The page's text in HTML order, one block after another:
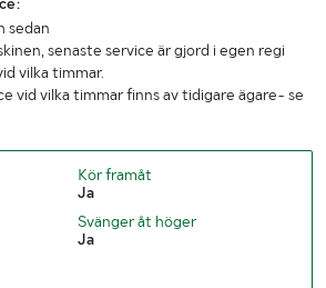
sedan
senaste service är gjord i egen regi
vilka timmar.
vid vilka timmar finns av tidigare ägare- se
Kör framåt
Ja
Svänger åt höger
Ja